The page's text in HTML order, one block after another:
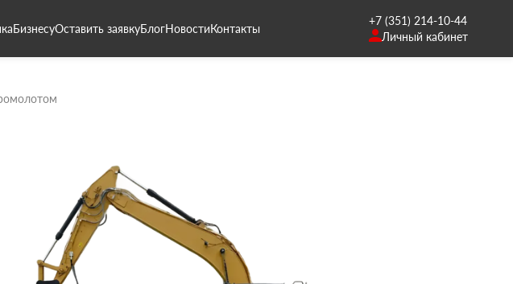
БизнесуОставить заявкуБлогНовостиКонтакты
+7 (351) 214-10-44
Личный кабинет